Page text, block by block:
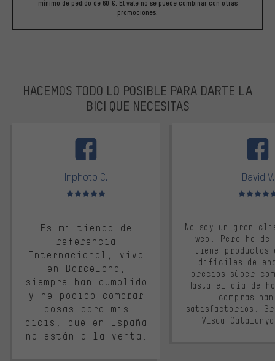
mínimo de pedido de 60 €. El vale no se puede combinar con otras
promociones.
HACEMOS TODO LO POSIBLE PARA DARTE LA
BICI QUE NECESITAS
Inphoto C.
Valoración media: 5 de 5
Es mi tienda de
referencia
Internacional, vivo
en Barcelona,
siempre han cumplido
y he podido comprar
cosas para mis
bicis, que en España
no están a la venta.
David V.
Valoración
No soy un gran
web. Pero he
tiene productos
difíciles de
precios súper
Hasta el día de
compras
satisfactorios.
Visca